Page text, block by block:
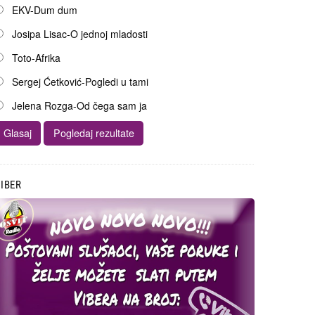
EKV-Dum dum
Josipa Lisac-O jednoj mladosti
Toto-Afrika
Sergej Ćetković-Pogledi u tami
Jelena Rozga-Od čega sam ja